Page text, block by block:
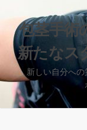
ン
テ
ツ
へ
キ
包茎手術
新たなス
新しい自分へ